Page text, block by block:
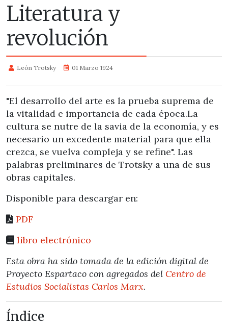
Literatura y
revolución
León Trotsky 01 Marzo 1924
"El desarrollo del arte es la prueba suprema de
la vitalidad e importancia de cada época.La
cultura se nutre de la savia de la economía, y es
necesario un excedente material para que ella
crezca, se vuelva compleja y se refine". Las
palabras preliminares de Trotsky a una de sus
obras capitales.
Disponible para descargar en:
PDF
libro electrónico
Esta obra ha sido tomada de la edición digital de
Proyecto Espartaco con agregados del Centro de
Estudios Socialistas Carlos Marx.
Índice